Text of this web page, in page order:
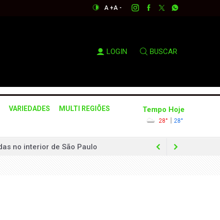
A +A -
LOGIN BUSCAR
VARIEDADES
MULTI REGIÕES
Tempo Hoje
28° | 28°